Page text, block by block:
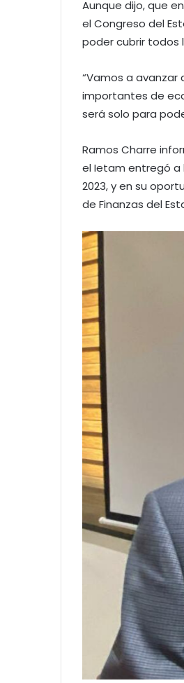
Aunque dijo, que
el Congreso del
poder cubrir todos
“Vamos a
importantes de
será solo para
Ramos Charre
el Ietam entregó a
2023, y en su
de Finanzas del